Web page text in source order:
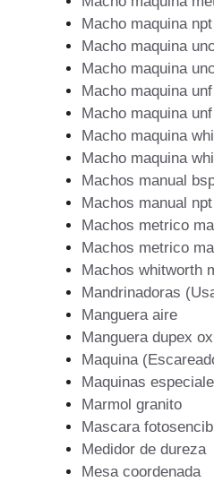
Macho maquina
Macho maquina
Macho maquina
Macho maquina
Macho maquina
Macho maquina
Macho maquina
Machos manual
Machos manual npt
Machos metrico
Machos metrico
Machos whitworth
Mandrinadoras
Manguera aire
Manguera dupex
Maquina
Maquinas
Marmol granito
Mascara
Medidor de dureza
Mesa coordenada